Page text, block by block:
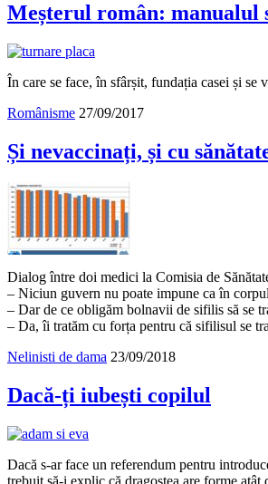
Meșterul român: manualul
În care se face, în sfârșit, fundația casei și se
Românisme 27/09/2017
Și nevaccinați, și cu
Dialog între doi medici la Comisia de
– Niciun guvern nu poate impune ca în
– Dar de ce obligăm bolnavii de sifilis să se
– Da, îi tratăm cu forța pentru că sifilisul se
Nelinisti de dama 23/09/2018
Dacă-ți iubești copilul
Dacă s-ar face un referendum pentru
trebuit să-i explic că dragostea are forme